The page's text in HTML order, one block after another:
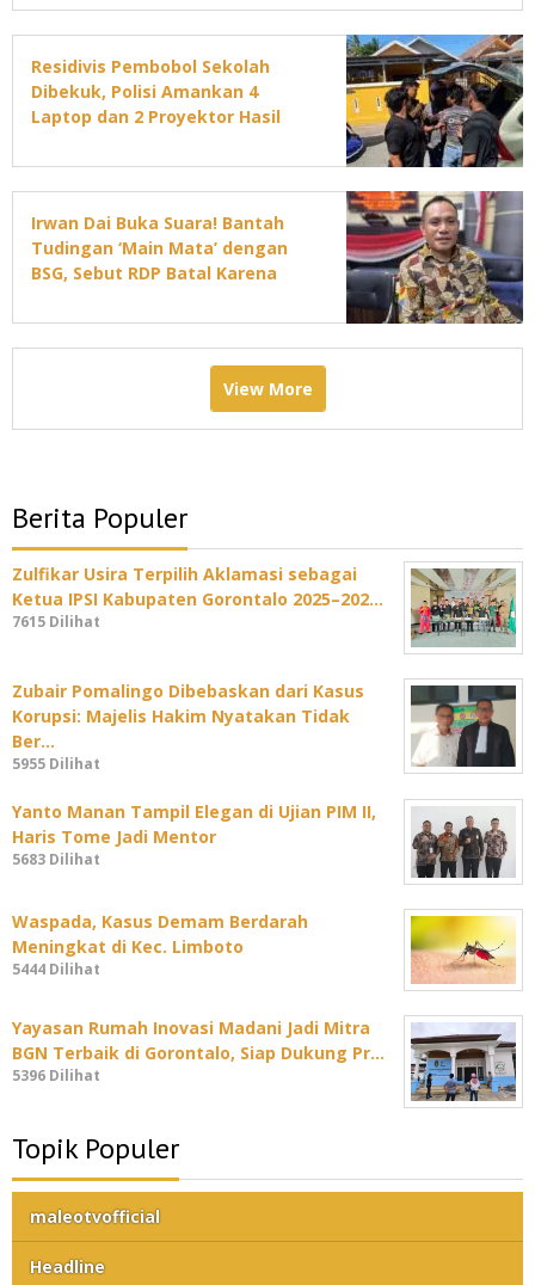
Residivis Pembobol Sekolah
Dibekuk, Polisi Amankan 4
Laptop dan 2 Proyektor Hasil
Irwan Dai Buka Suara! Bantah
Tudingan ‘Main Mata’ dengan
BSG, Sebut RDP Batal Karena
View More
Berita Populer
Zulfikar Usira Terpilih Aklamasi sebagai
Ketua IPSI Kabupaten Gorontalo 2025–202…
7615 Dilihat
Zubair Pomalingo Dibebaskan dari Kasus
Korupsi: Majelis Hakim Nyatakan Tidak
Ber…
5955 Dilihat
Yanto Manan Tampil Elegan di Ujian PIM II,
Haris Tome Jadi Mentor
5683 Dilihat
Waspada, Kasus Demam Berdarah
Meningkat di Kec. Limboto
5444 Dilihat
Yayasan Rumah Inovasi Madani Jadi Mitra
BGN Terbaik di Gorontalo, Siap Dukung Pr…
5396 Dilihat
Topik Populer
maleotvofficial
Headline